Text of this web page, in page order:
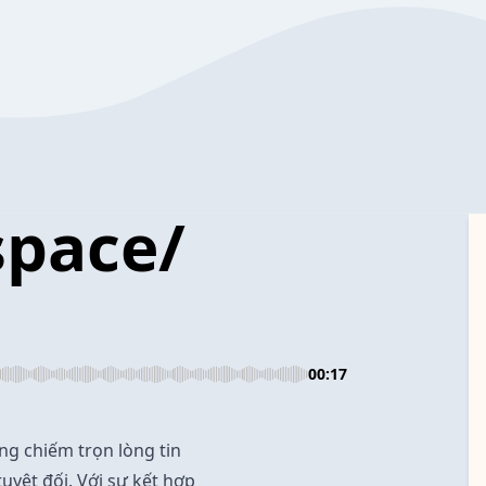
00:17
chiếm trọn lòng tin
đối. Với sự kết hợp